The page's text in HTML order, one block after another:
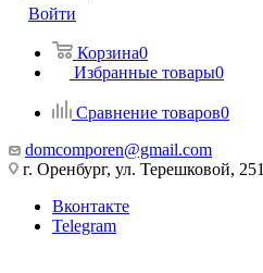
Войти
Корзина0
Избранные товары0
Сравнение товаров0
domcomporen@gmail.com
г. Оренбург, ул. Терешковой, 251
Вконтакте
Telegram